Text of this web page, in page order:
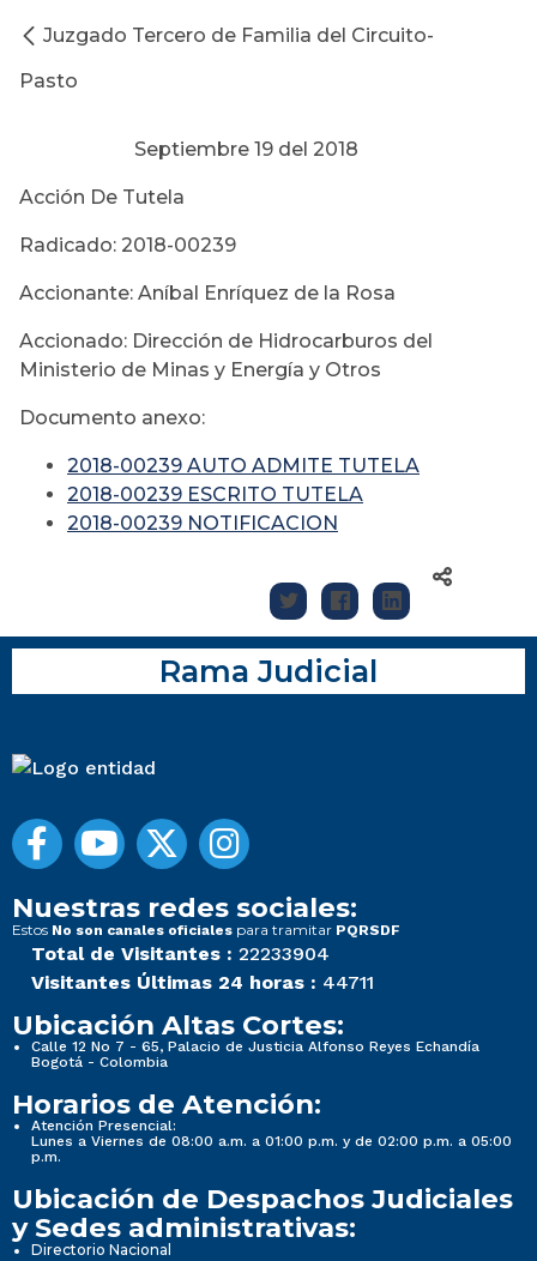
Juzgado Tercero de Familia del Circuito-
Pasto
Septiembre 19 del 2018
Acción De Tutela
Radicado: 2018-00239
Accionante: Aníbal Enríquez de la Rosa
Accionado: Dirección de Hidrocarburos del
Ministerio de Minas y Energía y Otros
Documento anexo:
2018-00239 AUTO ADMITE TUTELA
2018-00239 ESCRITO TUTELA
2018-00239 NOTIFICACION
Rama Judicial
Nuestras redes sociales:
Estos No son canales oficiales para tramitar PQRSDF
Total de Visitantes : 22233904
Visitantes Últimas 24 horas : 44711
Ubicación Altas Cortes:
Calle 12 No 7 - 65, Palacio de Justicia Alfonso Reyes Echandía
Bogotá - Colombia
Horarios de Atención:
Atención Presencial:
Lunes a Viernes de 08:00 a.m. a 01:00 p.m. y de 02:00 p.m. a 05:00
p.m.
Ubicación de Despachos Judiciales
y Sedes administrativas:
Directorio Nacional